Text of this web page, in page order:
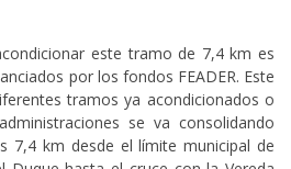
este tramo de 7,4 km es
por los fondos FEADER. Este
tramos ya acondicionados o
se va consolidando
7,4 km desde el límite municipal de